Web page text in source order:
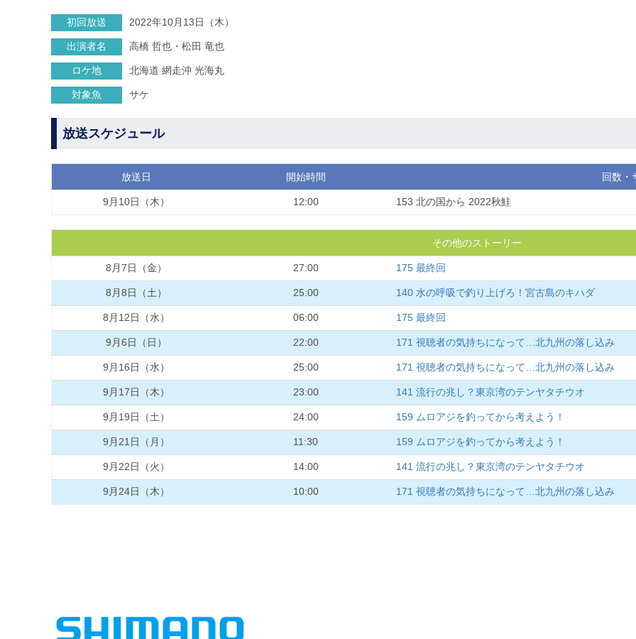
初回放送 2022年10月13日（木）
出演者名 高橋 哲也・松田 竜也
ロケ地 北海道 網走沖 光海丸
対象魚 サケ
放送スケジュール
放送日 開始時間 回数・
9月10日（木） 12:00 153 北の国から 2022秋鮭
その他のストーリー
8月7日（金） 27:00 175 最終回
8月8日（土） 25:00 140 水の呼吸で釣り上げろ！宮古島のキハダ
8月12日（水） 06:00 175 最終回
9月6日（日） 22:00 171 視聴者の気持ちになって…北九州の落し込み
9月16日（水） 25:00 171 視聴者の気持ちになって…北九州の落し込み
9月17日（木） 23:00 141 流行の兆し？東京湾のテンヤタチウオ
9月19日（土） 24:00 159 ムロアジを釣ってから考えよう！
9月21日（月） 11:30 159 ムロアジを釣ってから考えよう！
9月22日（火） 14:00 141 流行の兆し？東京湾のテンヤタチウオ
9月24日（木） 10:00 171 視聴者の気持ちになって…北九州の落し込み